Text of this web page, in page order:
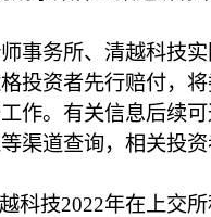
务所、清越科技实
投资者先行赔付，
作。有关信息后续
渠道查询，相关投
技2022年在上交所